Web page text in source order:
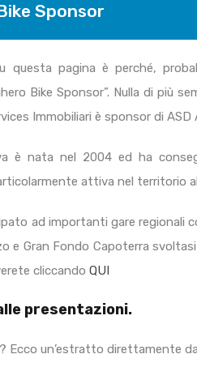
Sponsor
questa pagina è perché,
Bike Sponsor”. Nulla di più
Immobiliari è sponsor di ASD
è nata nel 2004 ed ha
attiva nel territorio
ad importanti gare regionali
e Gran Fondo Capoterra
cliccando QUI
presentazioni.
Ecco un’estratto direttamente